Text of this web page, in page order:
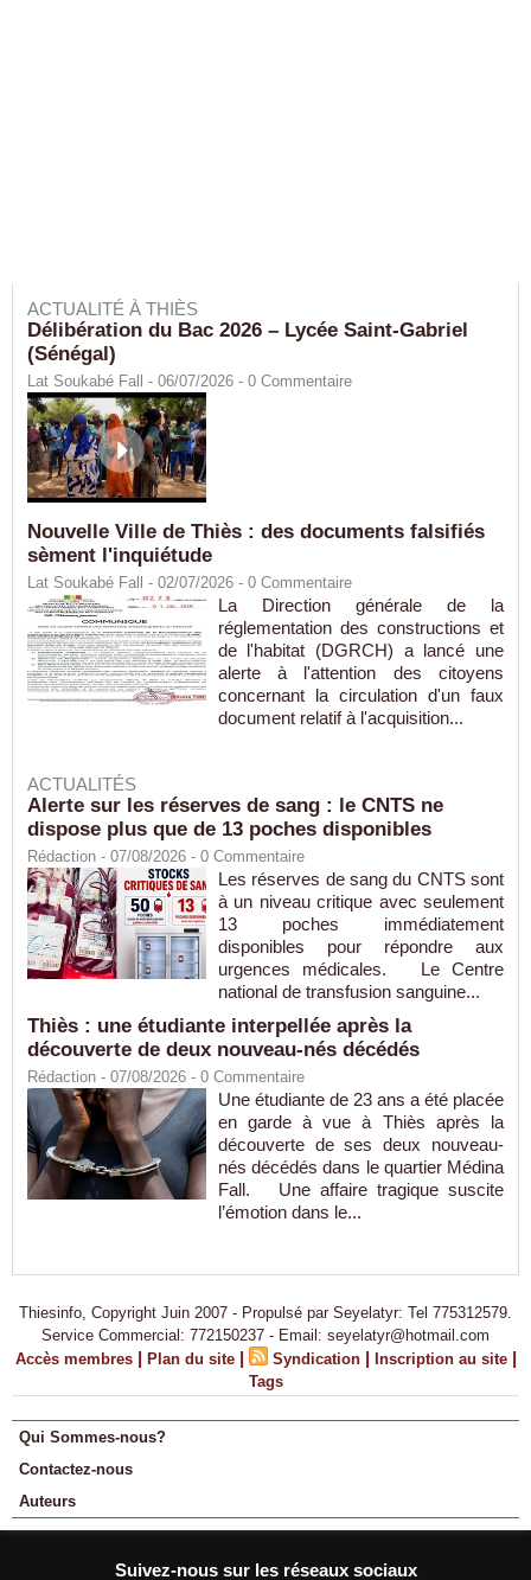
ACTUALITÉ À THIÈS
Délibération du Bac 2026 – Lycée Saint-Gabriel
(Sénégal)
Lat Soukabé Fall - 06/07/2026 - 0 Commentaire
Nouvelle Ville de Thiès : des documents falsifiés
sèment l'inquiétude
Lat Soukabé Fall - 02/07/2026 - 0 Commentaire
La Direction générale de la
réglementation des constructions et
de l'habitat (DGRCH) a lancé une
alerte à l'attention des citoyens
concernant la circulation d'un faux
document relatif à l'acquisition...
ACTUALITÉS
Alerte sur les réserves de sang : le CNTS ne
dispose plus que de 13 poches disponibles
Rédaction - 07/08/2026 - 0 Commentaire
Les réserves de sang du CNTS sont
à un niveau critique avec seulement
13 poches immédiatement
disponibles pour répondre aux
urgences médicales. Le Centre
national de transfusion sanguine...
Thiès : une étudiante interpellée après la
découverte de deux nouveau-nés décédés
Rédaction - 07/08/2026 - 0 Commentaire
Une étudiante de 23 ans a été placée
en garde à vue à Thiès après la
découverte de ses deux nouveau-
nés décédés dans le quartier Médina
Fall. Une affaire tragique suscite
l’émotion dans le...
Thiesinfo, Copyright Juin 2007 - Propulsé par Seyelatyr: Tel 775312579.
Service Commercial: 772150237 - Email: seyelatyr@hotmail.com
Accès membres | Plan du site | Syndication | Inscription au site |
Tags
Qui Sommes-nous?
Contactez-nous
Auteurs
Suivez-nous sur les réseaux sociaux